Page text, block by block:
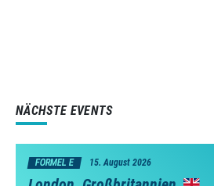
NÄCHSTE EVENTS
FORMEL E 15. August 2026